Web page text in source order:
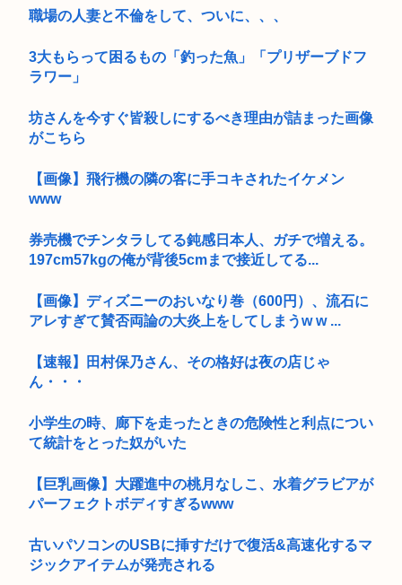
職場の人妻と不倫をして、ついに、、、
3大もらって困るもの「釣った魚」「プリザーブドフ
ラワー」
坊さんを今すぐ皆殺しにするべき理由が詰まった画像
がこちら
【画像】飛行機の隣の客に手コキされたイケメン
www
券売機でチンタラしてる鈍感日本人、ガチで増える。
197cm57kgの俺が背後5cmまで接近してる...
【画像】ディズニーのおいなり巻（600円）、流石に
アレすぎて賛否両論の大炎上をしてしまうw w ...
【速報】田村保乃さん、その格好は夜の店じゃ
ん・・・
小学生の時、廊下を走ったときの危険性と利点につい
て統計をとった奴がいた
【巨乳画像】大躍進中の桃月なしこ、水着グラビアが
パーフェクトボディすぎるwww
古いパソコンのUSBに挿すだけで復活&高速化するマ
ジックアイテムが発売される